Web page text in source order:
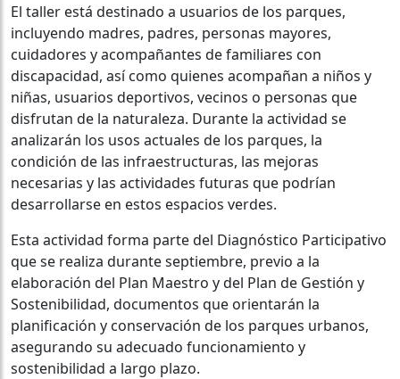
El taller está destinado a usuarios de los parques,
incluyendo madres, padres, personas mayores,
cuidadores y acompañantes de familiares con
discapacidad, así como quienes acompañan a niños y
niñas, usuarios deportivos, vecinos o personas que
disfrutan de la naturaleza. Durante la actividad se
analizarán los usos actuales de los parques, la
condición de las infraestructuras, las mejoras
necesarias y las actividades futuras que podrían
desarrollarse en estos espacios verdes.
Esta actividad forma parte del Diagnóstico Participativo
que se realiza durante septiembre, previo a la
elaboración del Plan Maestro y del Plan de Gestión y
Sostenibilidad, documentos que orientarán la
planificación y conservación de los parques urbanos,
asegurando su adecuado funcionamiento y
sostenibilidad a largo plazo.